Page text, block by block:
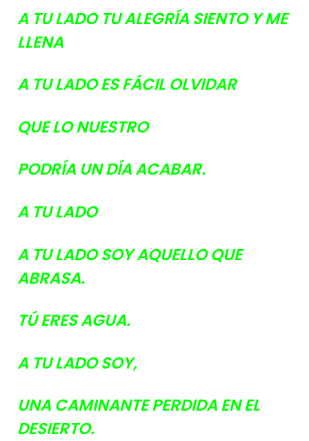
A TU LADO TU ALEGRÍA SIENTO Y ME
LLENA
A TU LADO ES FÁCIL OLVIDAR
QUE LO NUESTRO
PODRÍA UN DÍA ACABAR.
A TU LADO
A TU LADO SOY AQUELLO QUE
ABRASA.
TÚ ERES AGUA.
A TU LADO SOY,
UNA CAMINANTE PERDIDA EN EL
DESIERTO.